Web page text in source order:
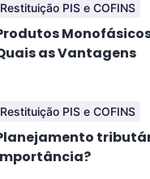
Restituição PIS e COFINS
as Vantagens
Restituição PIS e COFINS